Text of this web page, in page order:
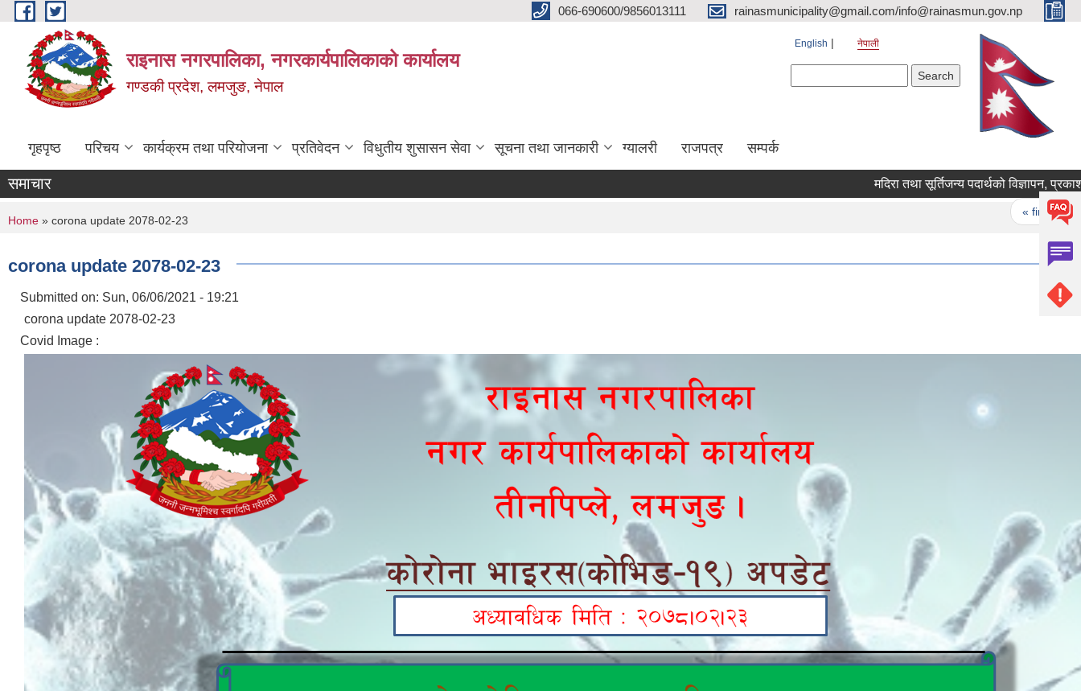
Skip to main content 066-690600/9856013111 rainasmunicipality@gmail.com/info@rainasmun.gov.np
राइनास नगरपालिका, नगरकार्यपालिकाको कार्यालय
गण्डकी प्रदेश, लमजुङ, नेपाल
English नेपाली
गृहपृष्ठ परिचय कार्यक्रम तथा परियोजना प्रतिवेदन विधुतीय शुसासन सेवा सूचना तथा जानकारी ग्यालरी राजपत्र सम्पर्क
समाचार मदिरा तथा सूर्तिजन्य पदार्थको विज्ञापन,
« first ‹
You are here
Home » corona update 2078-02-23
corona update 2078-02-23
Submitted on: Sun, 06/06/2021 - 19:21
corona update 2078-02-23
Covid Image :